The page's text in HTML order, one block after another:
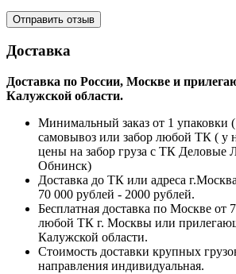
Доставка
Доставка по России, Москве и
Калужской области.
Минимальный заказ от 1 упаковки
самовывоз или забор любой ТК ( у
цены на забор груза с ТК Деловые
Обнинск)
Доставка до ТК или адреса
70 000 рублей - 2000 рублей.
Бесплатная доставка по Москве от
любой ТК г. Москвы или
Калужской области.
Стоимость доставки крупных
направления индивидуальная.